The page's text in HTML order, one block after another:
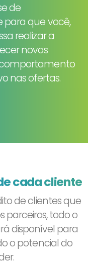
de
para que você,
realizar a
novos
nas ofertas.
cada cliente
de clientes que
parceiros, todo o
disponível para
o potencial do